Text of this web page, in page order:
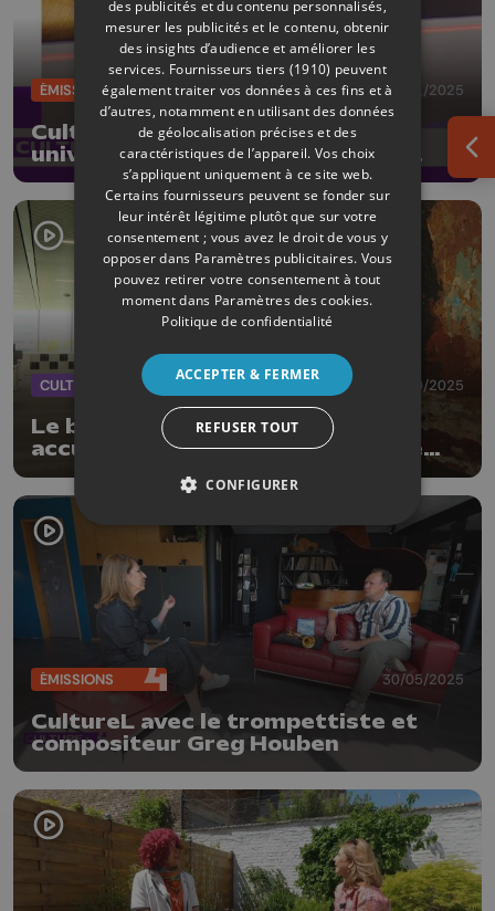
ÉMISSIONS 07/11/2025
CultureL avec le choeur
universitaire de Liège pour "Les
saisons" de Haydn
CULTURE 25/10/2025
Le bureau d'architecture UMAN
accueille les oeuvres récentes de
ÉMISSIONS 30/05/2025
CultureL avec le trompettiste et
compositeur Greg Houben
des publicités et du contenu personnalisés,
mesurer les publicités et le contenu, obtenir
des insights d’audience et améliorer les
services. Fournisseurs tiers (1910) peuvent
également traiter vos données à ces fins et à
d’autres, notamment en utilisant des données
de géolocalisation précises et des
caractéristiques de l’appareil. Vos choix
s’appliquent uniquement à ce site web.
Certains fournisseurs peuvent se fonder sur
leur intérêt légitime plutôt que sur votre
consentement ; vous avez le droit de vous y
opposer dans Paramètres publicitaires. Vous
pouvez retirer votre consentement à tout
moment dans Paramètres des cookies.
Politique de confidentialité
ACCEPTER & FERMER
REFUSER TOUT
CONFIGURER